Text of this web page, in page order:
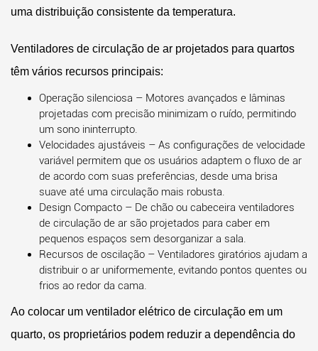
uma distribuição consistente da temperatura.
Ventiladores de circulação de ar projetados para quartos
têm vários recursos principais:
Operação silenciosa – Motores avançados e lâminas
projetadas com precisão minimizam o ruído, permitindo
um sono ininterrupto.
Velocidades ajustáveis – As configurações de velocidade
variável permitem que os usuários adaptem o fluxo de ar
de acordo com suas preferências, desde uma brisa
suave até uma circulação mais robusta.
Design Compacto – De chão ou cabeceira ventiladores
de circulação de ar são projetados para caber em
pequenos espaços sem desorganizar a sala.
Recursos de oscilação – Ventiladores giratórios ajudam a
distribuir o ar uniformemente, evitando pontos quentes ou
frios ao redor da cama.
Ao colocar um ventilador elétrico de circulação em um
quarto, os proprietários podem reduzir a dependência do